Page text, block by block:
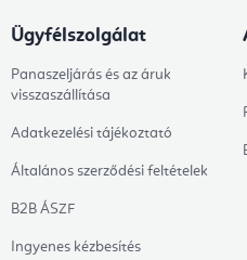
Ügyfélszolgálat
Panaszeljárás és az áruk
visszaszállítása
Adatkezelési tájékoztató
Általános szerződési feltételek
B2B ÁSZF
Ingyenes kézbesítés